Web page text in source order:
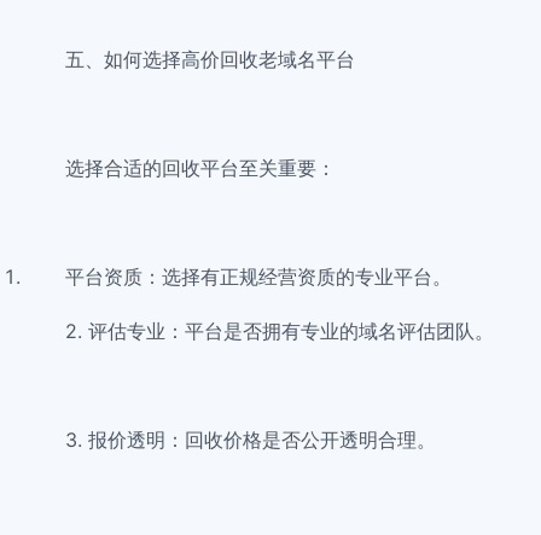
五、如何选择高价回收老域名平台
选择合适的回收平台至关重要：
平台资质：选择有正规经营资质的专业平台。
2. 评估专业：平台是否拥有专业的域名评估团队。
3. 报价透明：回收价格是否公开透明合理。